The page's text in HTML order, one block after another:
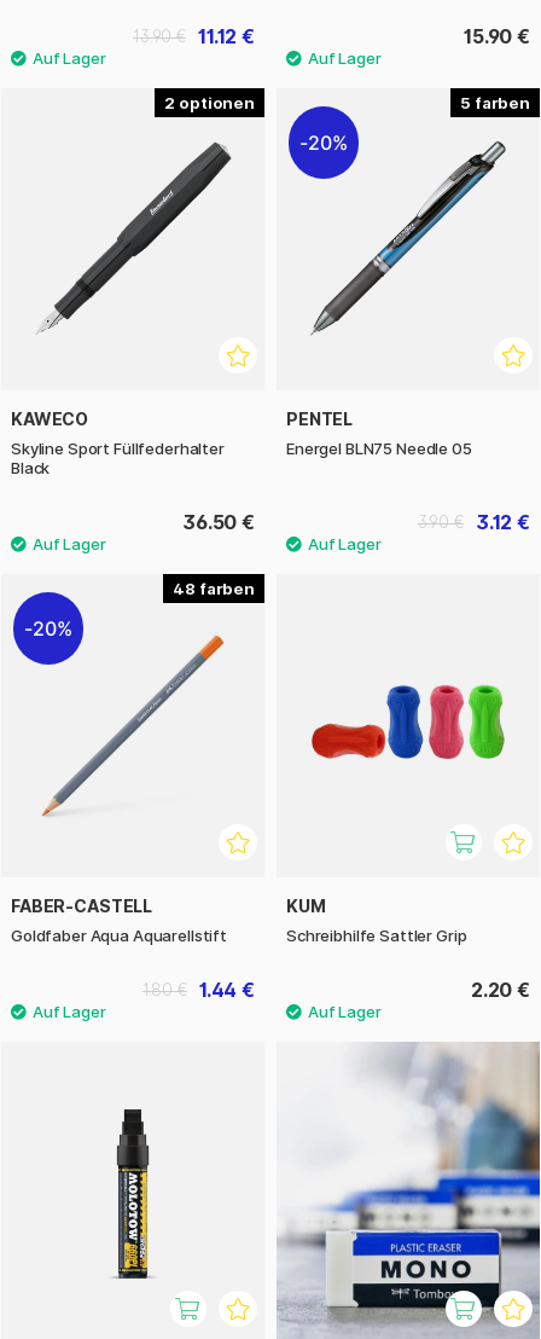
11.12 €
13.90 € 15.90 €
2
KAWECO
Skyline Sport Füllfederhalter
Black
36.50 €
5
20%
PENTEL
Energel BLN75 Needle 05
3.12 €
3.90 €
48
20%
FABER-CASTELL
Goldfaber Aqua Aquarellstift
1.44 €
1.80 €
KUM
Schreibhilfe Sattler Grip
2.20 €